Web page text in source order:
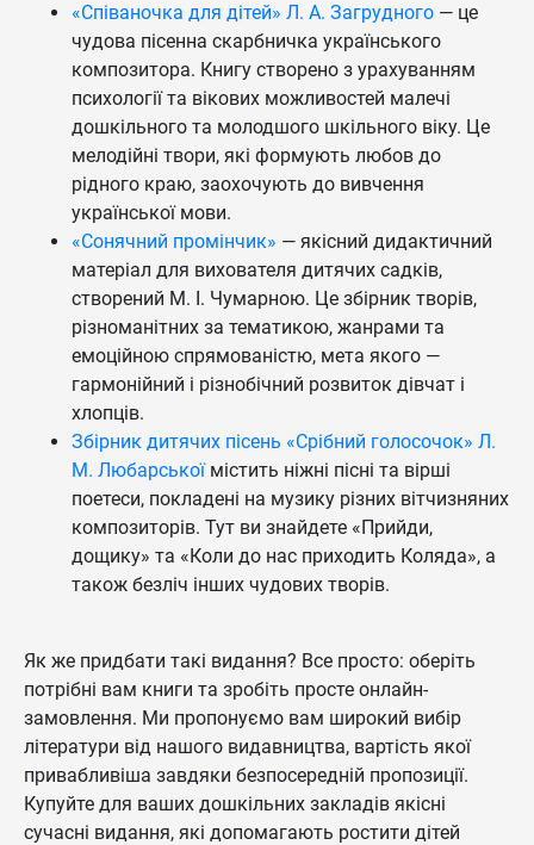
«Співаночка для дітей» Л. А. Загрудного — це
чудова пісенна скарбничка українського
композитора. Книгу створено з урахуванням
психології та вікових можливостей малечі
дошкільного та молодшого шкільного віку. Це
мелодійні твори, які формують любов до
рідного краю, заохочують до вивчення
української мови.
«Сонячний промінчик» — якісний дидактичний
матеріал для вихователя дитячих садків,
створений М. І. Чумарною. Це збірник творів,
різноманітних за тематикою, жанрами та
емоційною спрямованістю, мета якого —
гармонійний і різнобічний розвиток дівчат і
хлопців.
Збірник дитячих пісень «Срібний голосочок» Л.
М. Любарськоїмістить ніжні пісні та вірші
поетеси, покладені на музику різних вітчизняних
композиторів. Тут ви знайдете «Прийди,
дощику» та «Коли до нас приходить Коляда», а
також безліч інших чудових творів.
Як же придбати такі видання? Все просто: оберіть
потрібні вам книги та зробіть просте онлайн-
замовлення. Ми пропонуємо вам широкий вибір
літератури від нашого видавництва, вартість якої
привабливіша завдяки безпосередній пропозиції.
Купуйте для ваших дошкільних закладів якісні
сучасні видання, які допомагають ростити дітей